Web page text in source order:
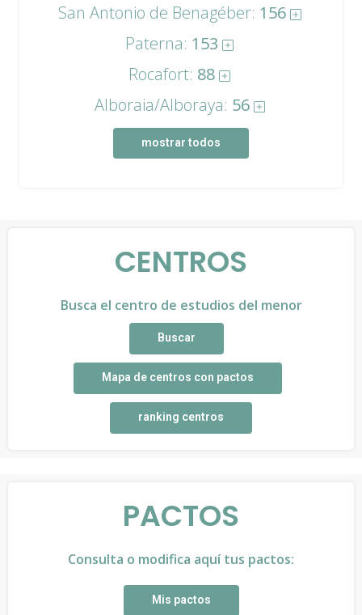
San Antonio de Benagéber: 156
Paterna: 153
Rocafort: 88
Alboraia/Alboraya: 56
mostrar todos
CENTROS
Busca el centro de estudios del menor
Buscar
Mapa de centros con pactos
ranking centros
PACTOS
Consulta o modifica aquí tus pactos:
Mis pactos